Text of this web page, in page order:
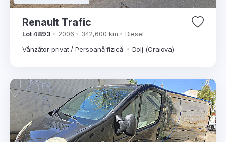
Renault Trafic
Lot 4893 2006 342,600 km
Diesel
Vânzător privat / Persoană fizică
Dolj (Craiova)